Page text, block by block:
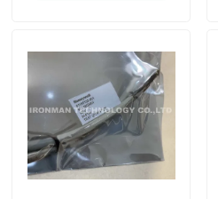
Nach Hause
Über uns
Kontakte